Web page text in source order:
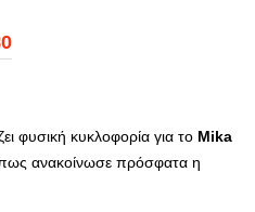
φυσική κυκλοφορία για το Mika
ανακοίνωσε πρόσφατα η